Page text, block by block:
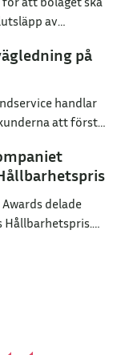
av
på
handlar
att förstå
delade
Hållbarhetspris.